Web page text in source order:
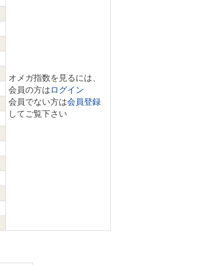
オメガ指数を見るには、
会員の方はログイン
会員でない方は会員登録
してご覧下さい